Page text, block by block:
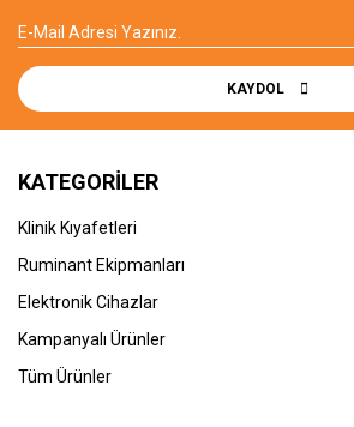
KAYDOL
KATEGORİLER
Klinik Kıyafetleri
Ruminant Ekipmanları
Elektronik Cihazlar
Kampanyalı Ürünler
Tüm Ürünler